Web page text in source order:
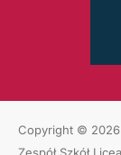
Copyright © 2026